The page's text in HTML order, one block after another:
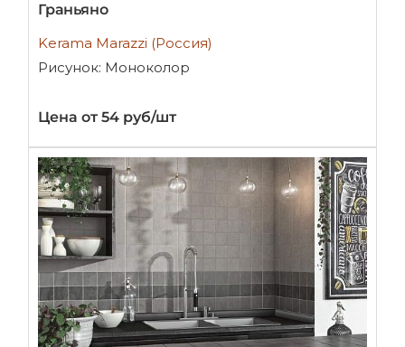
Граньяно
Kerama Marazzi (Россия)
Рисунок: Моноколор
Цена от 54 руб/шт